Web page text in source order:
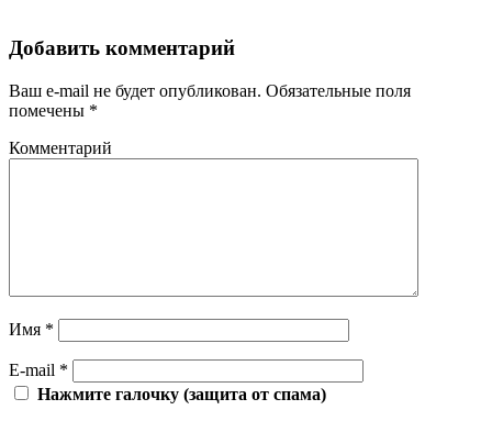
Добавить комментарий
Ваш e-mail не будет опубликован. Обязательные поля
помечены *
Комментарий
Имя *
E-mail *
Нажмите галочку (защита от спама)